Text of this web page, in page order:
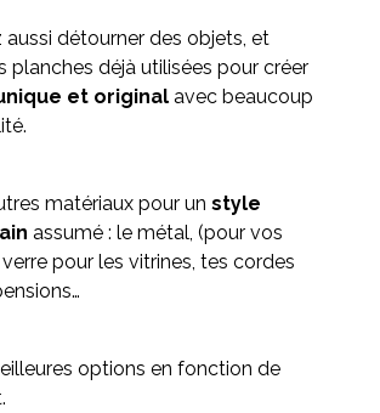
détourner des objets, et
planches déjà utilisées pour créer
et original avec beaucoup
matériaux pour un style
assumé : le métal, (pour vos
pour les vitrines, tes cordes
options en fonction de